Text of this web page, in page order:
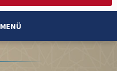
MENÜ